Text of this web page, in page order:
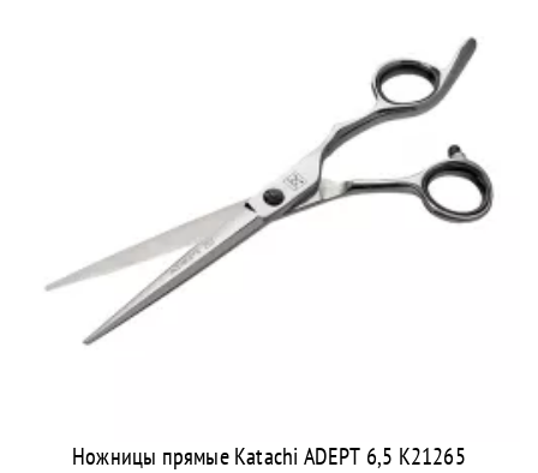
Ножницы прямые Katachi ADEPT 6,5 K21265